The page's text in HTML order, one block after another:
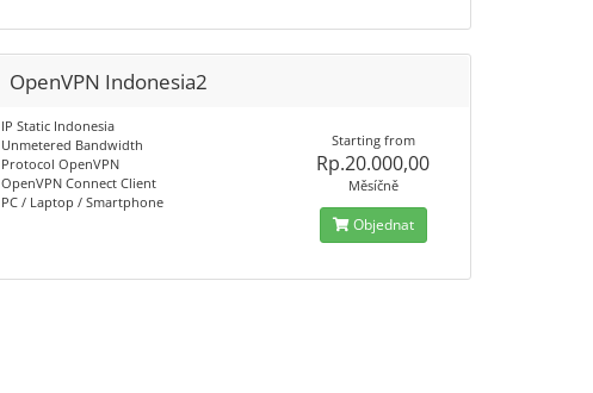
OpenVPN Indonesia2
IP Static Indonesia
Unmetered Bandwidth
Protocol OpenVPN
OpenVPN Connect Client
PC / Laptop / Smartphone
Starting from
Rp.20.000,00
Měsíčně
Objednat